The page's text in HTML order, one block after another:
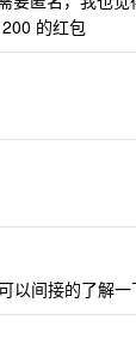
的红包
以间接的了解